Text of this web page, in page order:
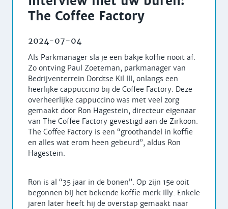
The Coffee Factory
2024-07-04
Als Parkmanager sla je een bakje koffie nooit af.
Zo ontving Paul Zoeteman, parkmanager van
Bedrijventerrein Dordtse Kil III, onlangs een
heerlijke cappuccino bij de Coffee Factory. Deze
overheerlijke cappuccino was met veel zorg
gemaakt door Ron Hagestein, directeur eigenaar
van The Coffee Factory gevestigd aan de Zirkoon.
The Coffee Factory is een “groothandel in koffie
en alles wat erom heen gebeurd”, aldus Ron
Hagestein.
Ron is al “35 jaar in de bonen”. Op zijn 15e ooit
begonnen bij het bekende koffie merk Illy. Enkele
jaren later heeft hij de overstap gemaakt naar